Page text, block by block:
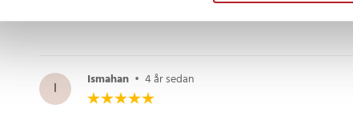
Exakt vad som beskrevs i annonsen
I Ismahan • 4 år sedan